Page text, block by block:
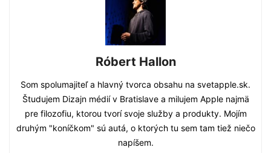
Róbert Hallon
Som spolumajiteľ a hlavný tvorca obsahu na svetapple.sk.
Študujem Dizajn médií v Bratislave a milujem Apple najmä
pre filozofiu, ktorou tvorí svoje služby a produkty. Mojím
druhým "koníčkom" sú autá, o ktorých tu sem tam tiež niečo
napíšem.